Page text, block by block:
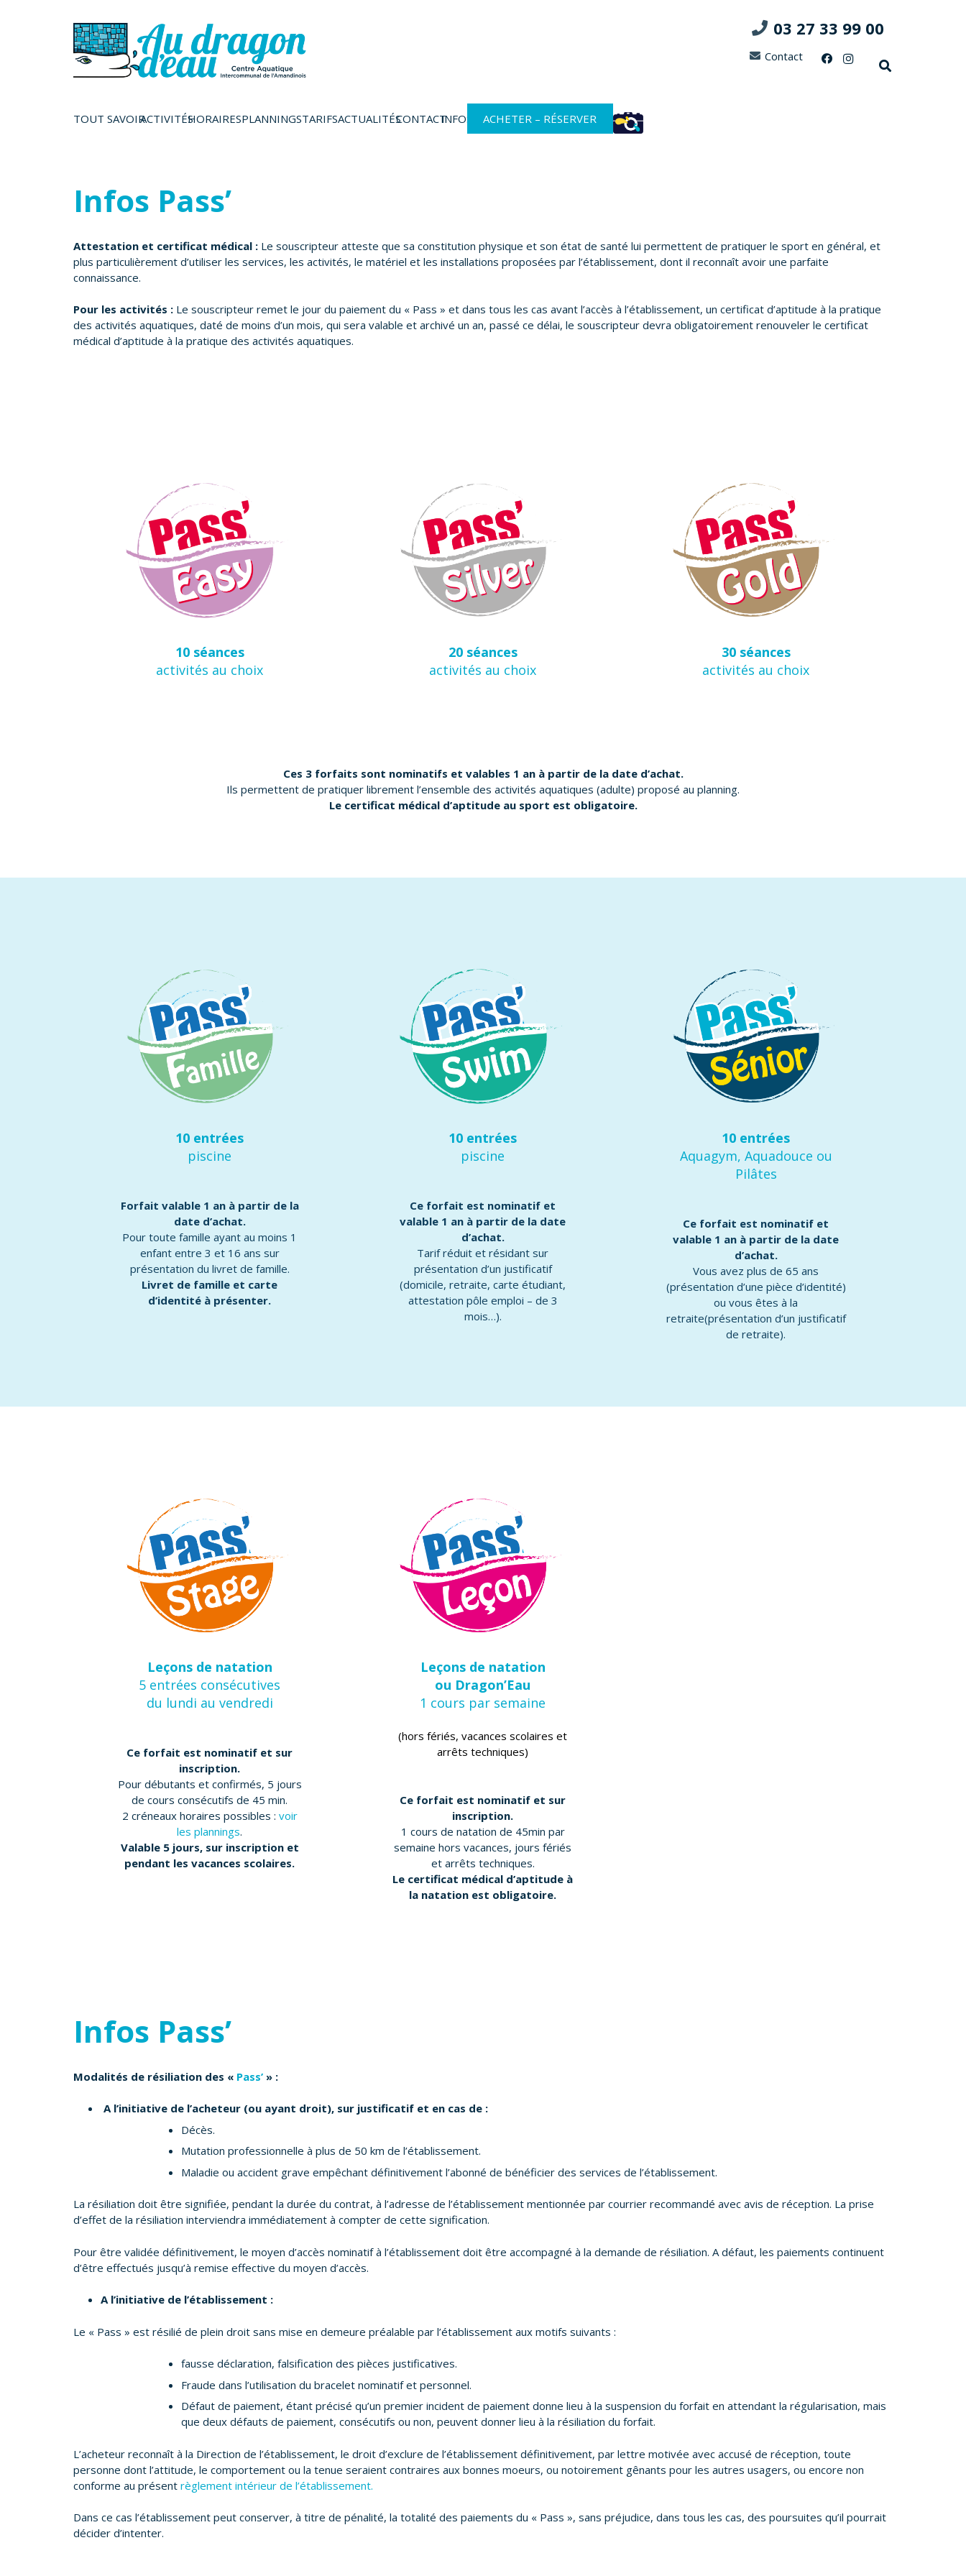
03 27 33 99 00
Contact
TOUT SAVOIRACTIVITÉSHORAIRESPLANNINGSTARIFSACTUALITÉSCONTACTINFOS ACHETER – RÉSERVER
Infos Pass’
Attestation et certificat médical : Le souscripteur atteste que sa constitution physique et son état de santé lui permettent de pratiquer le sport en général, et
plus particulièrement d’utiliser les services, les activités, le matériel et les installations proposées par l’établissement, dont il reconnaît avoir une parfaite
connaissance.
Pour les activités : Le souscripteur remet le jour du paiement du « Pass » et dans tous les cas avant l’accès à l’établissement, un certificat d’aptitude à la pratique
des activités aquatiques, daté de moins d’un mois, qui sera valable et archivé un an, passé ce délai, le souscripteur devra obligatoirement renouveler le certificat
médical d’aptitude à la pratique des activités aquatiques.
10 séances
activités au choix
20 séances
activités au choix
30 séances
activités au choix
Ces 3 forfaits sont nominatifs et valables 1 an à partir de la date d’achat.
Ils permettent de pratiquer librement l’ensemble des activités aquatiques (adulte) proposé au planning.
Le certificat médical d’aptitude au sport est obligatoire.
10 entrées
piscine
Forfait valable 1 an à partir de la
date d’achat.
Pour toute famille ayant au moins 1
enfant entre 3 et 16 ans sur
présentation du livret de famille.
Livret de famille et carte
d’identité à présenter.
10 entrées
piscine
Ce forfait est nominatif et
valable 1 an à partir de la date
d’achat.
Tarif réduit et résidant sur
présentation d’un justificatif
(domicile, retraite, carte étudiant,
attestation pôle emploi – de 3
mois…).
10 entrées
Aquagym, Aquadouce ou
Pilâtes
Ce forfait est nominatif et
valable 1 an à partir de la date
d’achat.
Vous avez plus de 65 ans
(présentation d’une pièce d’identité)
ou vous êtes à la
retraite(présentation d’un justificatif
de retraite).
Leçons de natation
5 entrées consécutives
du lundi au vendredi
Ce forfait est nominatif et sur
inscription.
Pour débutants et confirmés, 5 jours
de cours consécutifs de 45 min.
2 créneaux horaires possibles : voir
les plannings.
Valable 5 jours, sur inscription et
pendant les vacances scolaires.
Leçons de natation
ou Dragon’Eau
1 cours par semaine
(hors fériés, vacances scolaires et
arrêts techniques)
Ce forfait est nominatif et sur
inscription.
1 cours de natation de 45min par
semaine hors vacances, jours fériés
et arrêts techniques.
Le certificat médical d’aptitude à
la natation est obligatoire.
Infos Pass’
Modalités de résiliation des « Pass’ » :
A l’initiative de l’acheteur (ou ayant droit), sur justificatif et en cas de :
Décès.
Mutation professionnelle à plus de 50 km de l’établissement.
Maladie ou accident grave empêchant définitivement l’abonné de bénéficier des services de l’établissement.
La résiliation doit être signifiée, pendant la durée du contrat, à l’adresse de l’établissement mentionnée par courrier recommandé avec avis de réception. La prise
d’effet de la résiliation interviendra immédiatement à compter de cette signification.
Pour être validée définitivement, le moyen d’accès nominatif à l’établissement doit être accompagné à la demande de résiliation. A défaut, les paiements continuent
d’être effectués jusqu’à remise effective du moyen d’accès.
A l’initiative de l’établissement :
Le « Pass » est résilié de plein droit sans mise en demeure préalable par l’établissement aux motifs suivants :
fausse déclaration, falsification des pièces justificatives.
Fraude dans l’utilisation du bracelet nominatif et personnel.
Défaut de paiement, étant précisé qu’un premier incident de paiement donne lieu à la suspension du forfait en attendant la régularisation, mais
que deux défauts de paiement, consécutifs ou non, peuvent donner lieu à la résiliation du forfait.
L’acheteur reconnaît à la Direction de l’établissement, le droit d’exclure de l’établissement définitivement, par lettre motivée avec accusé de réception, toute
personne dont l’attitude, le comportement ou la tenue seraient contraires aux bonnes moeurs, ou notoirement gênants pour les autres usagers, ou encore non
conforme au présent règlement intérieur de l’établissement.
Dans ce cas l’établissement peut conserver, à titre de pénalité, la totalité des paiements du « Pass », sans préjudice, dans tous les cas, des poursuites qu’il pourrait
décider d’intenter.